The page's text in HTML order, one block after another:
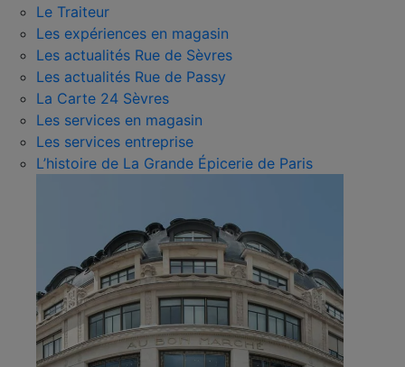
Le Traiteur
Les expériences en magasin
Les actualités Rue de Sèvres
Les actualités Rue de Passy
La Carte 24 Sèvres
Les services en magasin
Les services entreprise
L’histoire de La Grande Épicerie de Paris